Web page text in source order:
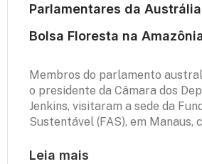
Parlamentares da
Bolsa Floresta na
Membros do parlamento
o presidente da Câmara dos
Jenkins, visitaram a sede da
Sustentável (FAS), em Manaus,
Leia mais